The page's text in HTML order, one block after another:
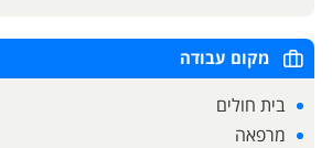
מקום עבודה
בית חולים
מרפאה